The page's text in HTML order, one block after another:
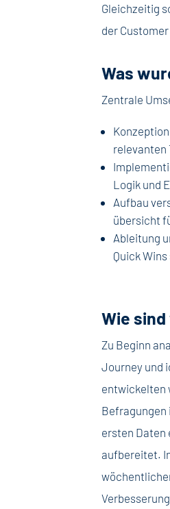
Gleichzeitig
der
Was
Zentrale
relevanten
Logik und
Aufbau
übersicht
Ableitung
Quick
Wie
Zu Beginn
Journey und
entwickelten
Befragungen
ersten Daten
aufbereitet.